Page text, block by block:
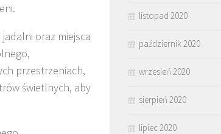
oraz miejsca
przestrzeniach,
świetlnych, aby
listopad 2020
październik 2020
wrzesień 2020
sierpień 2020
lipiec 2020